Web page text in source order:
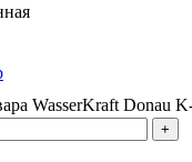
WasserKraft Donau